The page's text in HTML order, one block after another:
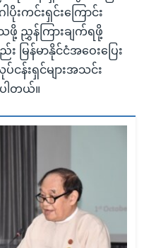
ကင်းရှင်းကြောင်း
သဖို့ ညွှန်ကြားချက်ရဖို့
န်မာနိုင်ငံအဝေးပြေး
န်းရှင်များအသင်း
ပါတယ်။